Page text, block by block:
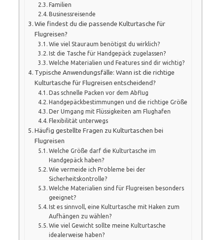
Familien
Businessreisende
Wie findest du die passende Kulturtasche für
Flugreisen?
Wie viel Stauraum benötigst du wirklich?
Ist die Tasche für Handgepäck zugelassen?
Welche Materialien und Features sind dir wichtig?
Typische Anwendungsfälle: Wann ist die richtige
Kulturtasche für Flugreisen entscheidend?
Das schnelle Packen vor dem Abflug
Handgepäckbestimmungen und die richtige Größe
Der Umgang mit Flüssigkeiten am Flughafen
Flexibilität unterwegs
Häufig gestellte Fragen zu Kulturtaschen bei
Flugreisen
Welche Größe darf die Kulturtasche im
Handgepäck haben?
Wie vermeide ich Probleme bei der
Sicherheitskontrolle?
Welche Materialien sind für Flugreisen besonders
geeignet?
Ist es sinnvoll, eine Kulturtasche mit Haken zum
Aufhängen zu wählen?
Wie viel Gewicht sollte meine Kulturtasche
idealerweise haben?